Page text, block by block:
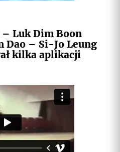
Luk Dim Boon
Dao – Si-Jo Leung
kilka aplikacji